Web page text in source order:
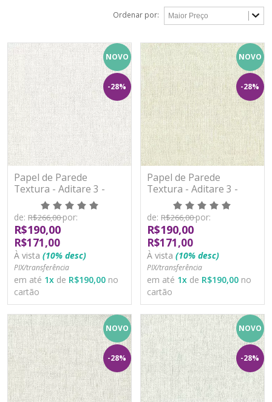
Ordenar por:
NOVO
-28%
Papel de Parede
Textura - Aditare 3 -
AD300001R - Vinílico
de: R$266,00por:
R$190,00
R$171,00
À vista (10% desc)
PIX/transferência
em até 1x de R$190,00 no
cartão
NOVO
-28%
Papel de Parede
Textura - Aditare 3 -
AD300002R - Vinílico
de: R$266,00por:
R$190,00
R$171,00
À vista (10% desc)
PIX/transferência
em até 1x de R$190,00 no
cartão
NOVO
-28%
NOVO
-28%